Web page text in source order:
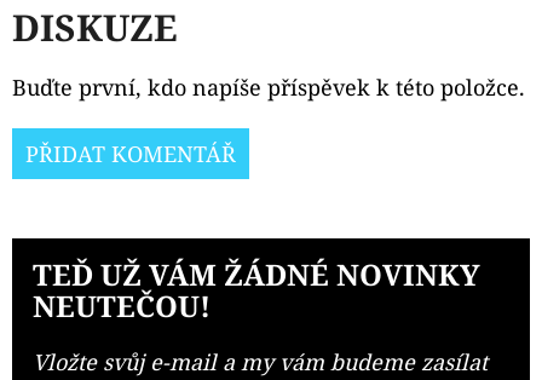
DISKUZE
Buďte první, kdo napíše příspěvek k této položce.
PŘIDAT KOMENTÁŘ
TEĎ UŽ VÁM ŽÁDNÉ NOVINKY
NEUTEČOU!
Vložte svůj e-mail a my vám budeme zasílat